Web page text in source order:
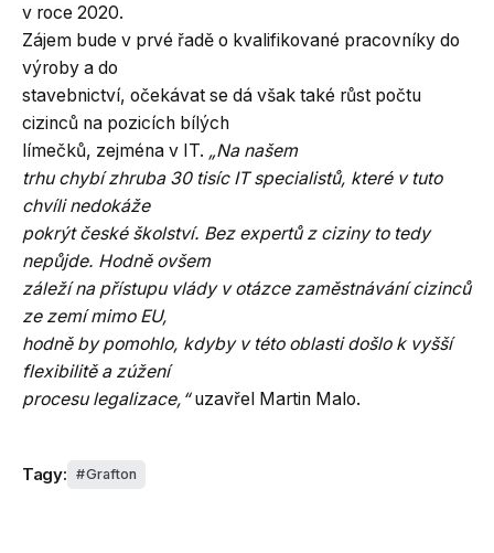
v roce 2020.
Zájem bude v prvé řadě o kvalifikované pracovníky do
výroby a do
stavebnictví, očekávat se dá však také růst počtu
cizinců na pozicích bílých
límečků, zejména v IT. „Na našem
trhu chybí zhruba 30 tisíc IT specialistů, které v tuto
chvíli nedokáže
pokrýt české školství. Bez expertů z ciziny to tedy
nepůjde. Hodně ovšem
záleží na přístupu vlády v otázce zaměstnávání cizinců
ze zemí mimo EU,
hodně by pomohlo, kdyby v této oblasti došlo k vyšší
flexibilitě a zúžení
procesu legalizace,“uzavřel Martin Malo.
Tagy: Grafton